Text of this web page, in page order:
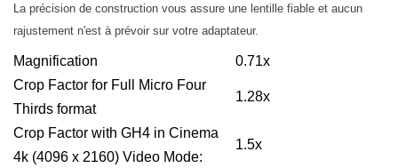
La précision de construction vous assure une lentille fiable et aucun
rajustement n'est à prévoir sur votre adaptateur.
Magnification
0.71x
Crop Factor for Full Micro Four
Thirds format
1.28x
Crop Factor with GH4 in Cinema
4k (4096 x 2160) Video Mode:
1.5x